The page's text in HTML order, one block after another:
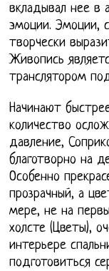
вкладывал нее в
эмоции. Эмоции,
творчески
Живопись
транслятором
Начинают
количество
давление,
благотворно на
Особенно
прозрачный, а
мере, не на
холсте (Цветы),
интерьере
подготовиться